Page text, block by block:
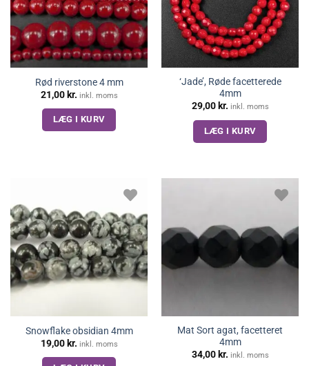
Rød riverstone 4 mm
21,00 kr. inkl. moms
LÆG I KURV
‘Jade’, Røde facetterede
4mm
29,00 kr. inkl. moms
LÆG I KURV
Snowflake obsidian 4mm
19,00 kr. inkl. moms
Mat Sort agat, facetteret
4mm
34,00 kr. inkl. moms